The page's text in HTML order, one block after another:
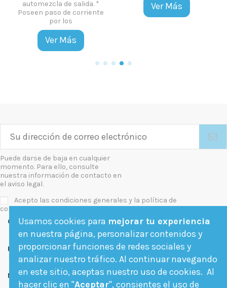
automezcla de salida. *
Poseen paso de corriente
por los
Ver Más
Ver Más
Puede darse de baja en cualquier
momento. Para ello, consulte
nuestra información de contacto en
el aviso legal.
Acepto las condiciones generales y la política de
confidencialidad
Contact us
Follow us
Newsletter
Usamos cookies para mejorar tu experiencia
en nuestra página, personalizar contenidos y
proporcionar funciones de redes sociales y
analizar nuestro tráfico. Al continuar navegando
en este sitio, aceptas nuestro uso de cookies. Al
hacer clic en "Aceptar", consientes el uso de